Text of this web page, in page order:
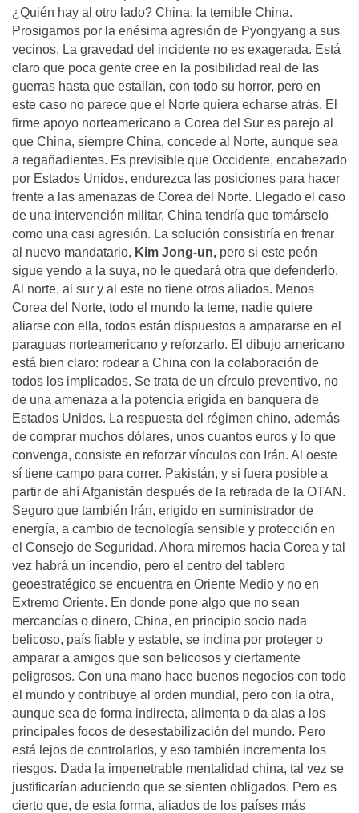
¿Quién hay al otro lado? China, la temible China.
Prosigamos por la enésima agresión de Pyongyang a sus
vecinos. La gravedad del incidente no es exagerada. Está
claro que poca gente cree en la posibilidad real de las
guerras hasta que estallan, con todo su horror, pero en
este caso no parece que el Norte quiera echarse atrás. El
firme apoyo norteamericano a Corea del Sur es parejo al
que China, siempre China, concede al Norte, aunque sea
a regañadientes. Es previsible que Occidente, encabezado
por Estados Unidos, endurezca las posiciones para hacer
frente a las amenazas de Corea del Norte. Llegado el caso
de una intervención militar, China tendría que tomárselo
como una casi agresión. La solución consistiría en frenar
al nuevo mandatario, Kim Jong-un, pero si este peón
sigue yendo a la suya, no le quedará otra que defenderlo.
Al norte, al sur y al este no tiene otros aliados. Menos
Corea del Norte, todo el mundo la teme, nadie quiere
aliarse con ella, todos están dispuestos a ampararse en el
paraguas norteamericano y reforzarlo. El dibujo americano
está bien claro: rodear a China con la colaboración de
todos los implicados. Se trata de un círculo preventivo, no
de una amenaza a la potencia erigida en banquera de
Estados Unidos. La respuesta del régimen chino, además
de comprar muchos dólares, unos cuantos euros y lo que
convenga, consiste en reforzar vínculos con Irán. Al oeste
sí tiene campo para correr. Pakistán, y si fuera posible a
partir de ahí Afganistán después de la retirada de la OTAN.
Seguro que también Irán, erigido en suministrador de
energía, a cambio de tecnología sensible y protección en
el Consejo de Seguridad. Ahora miremos hacia Corea y tal
vez habrá un incendio, pero el centro del tablero
geoestratégico se encuentra en Oriente Medio y no en
Extremo Oriente. En donde pone algo que no sean
mercancías o dinero, China, en principio socio nada
belicoso, país fiable y estable, se inclina por proteger o
amparar a amigos que son belicosos y ciertamente
peligrosos. Con una mano hace buenos negocios con todo
el mundo y contribuye al orden mundial, pero con la otra,
aunque sea de forma indirecta, alimenta o da alas a los
principales focos de desestabilización del mundo. Pero
está lejos de controlarlos, y eso también incrementa los
riesgos. Dada la impenetrable mentalidad china, tal vez se
justificarían aduciendo que se sienten obligados. Pero es
cierto que, de esta forma, aliados de los países más